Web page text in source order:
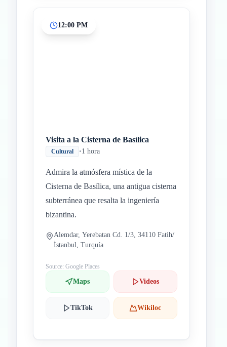
12:00 PM
Visita a la Cisterna de Basílica
Cultural •1 hora
Admira la atmósfera mística de la
Cisterna de Basílica, una antigua cisterna
subterránea que resalta la ingeniería
bizantina.
Alemdar, Yerebatan Cd. 1/3, 34110 Fatih/
İstanbul, Turquía
Source: Google Places
Maps Videos
TikTok Wikiloc